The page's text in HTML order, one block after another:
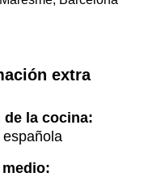
extra
de la cocina:
española